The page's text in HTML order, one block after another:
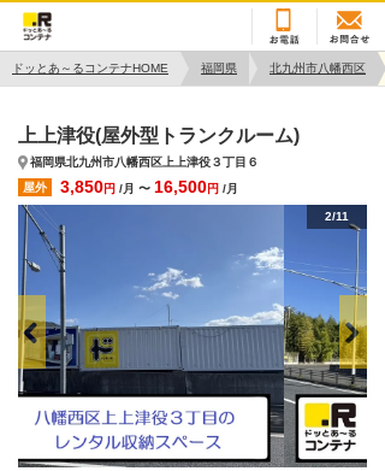
ドッとあ～るコンテナHOME 福岡県 北九州市八幡西区
上上津役(屋外型トランクルーム)
福岡県北九州市八幡西区上上津役３丁目６
屋外
3,850円 /月 〜 16,500円 /月
2/11